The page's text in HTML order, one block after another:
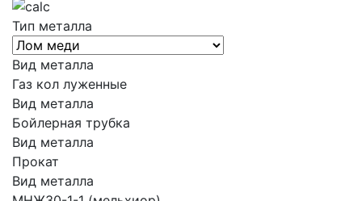
Тип металла
Вид металла
Газ кол луженные
Вид металла
Бойлерная трубка
Вид металла
Прокат
Вид металла